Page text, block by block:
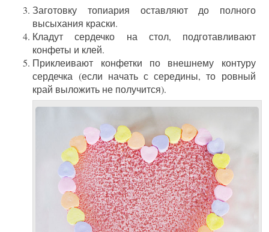
Заготовку топиария оставляют до полного
высыхания краски.
Кладут сердечко на стол, подготавливают
конфеты и клей.
Приклеивают конфетки по внешнему контуру
сердечка (если начать с середины, то ровный
край выложить не получится).